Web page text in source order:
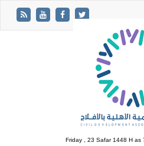
Friday , 23 Safar 1448 H as